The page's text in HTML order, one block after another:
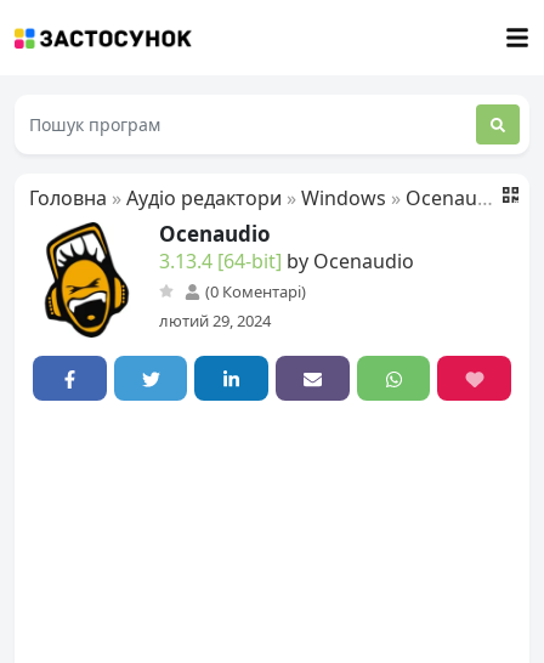
Головна »Аудіо редактори »Windows » Ocenaudio
Ocenaudio
3.13.4 [64-bit] by Ocenaudio
(0 Коментарі)
лютий 29, 2024